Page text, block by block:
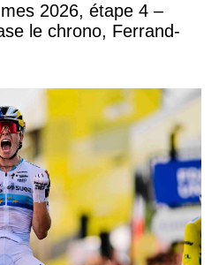
2026, étape 4 –
le chrono, Ferrand-